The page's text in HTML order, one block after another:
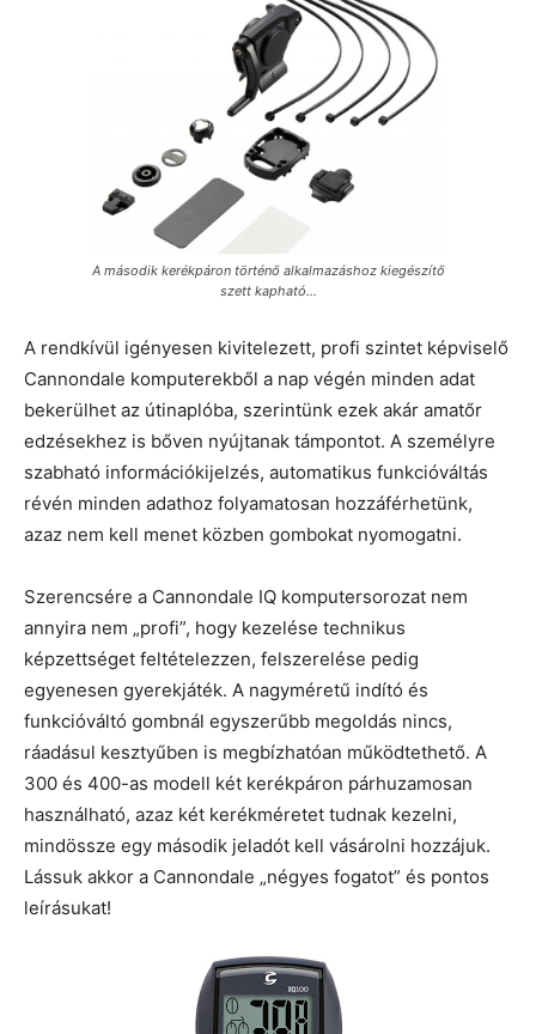
A második kerékpáron történő alkalmazáshoz kiegészítő
szett kapható…
A rendkívül igényesen kivitelezett, profi szintet képviselő
Cannondale komputerekből a nap végén minden adat
bekerülhet az útinaplóba, szerintünk ezek akár amatőr
edzésekhez is bőven nyújtanak támpontot. A személyre
szabható információkijelzés, automatikus funkcióváltás
révén minden adathoz folyamatosan hozzáférhetünk,
azaz nem kell menet közben gombokat nyomogatni.
Szerencsére a Cannondale IQ komputersorozat nem
annyira nem „profi”, hogy kezelése technikus
képzettséget feltételezzen, felszerelése pedig
egyenesen gyerekjáték. A nagyméretű indító és
funkcióváltó gombnál egyszerűbb megoldás nincs,
ráadásul kesztyűben is megbízhatóan működtethető. A
300 és 400-as modell két kerékpáron párhuzamosan
használható, azaz két kerékméretet tudnak kezelni,
mindössze egy második jeladót kell vásárolni hozzájuk.
Lássuk akkor a Cannondale „négyes fogatot” és pontos
leírásukat!